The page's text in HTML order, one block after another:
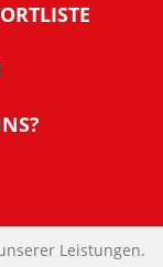
Leistungen.